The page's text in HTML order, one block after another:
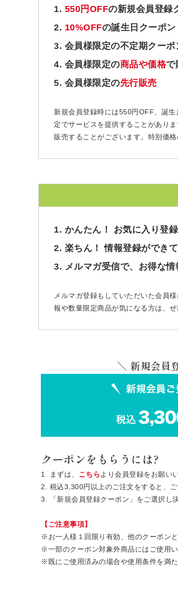
1. 550円OFFの新規会員登録
2. 10%OFFの誕生日クーポン
3. 会員様限定の不定期クーポ
4. 会員様限定の商品や価格で
5. 会員様限定の先行販売
新規会員登録時には550円OFF、誕
定でサービスを提供することがあり
販売することがございます。特別価
1. かんたん！ お気に入り登録
2. 楽ちん！ 情報登録ができ
3. メルマガ受信で、お得な情
メルマガ登録もしていただいた会員
報や数量限定商品が気になる方は、ぜ
＼ 新規会員
クーポンをもらうには?
1. まずは、 こちらより会員登録をお願い
2. 税込3,300円以上のご注文をすると、
3. 「新規会員登録クーポン」をご選択し
【ご注意事項】
※お一人様１回限り有効、他のクーポンと
※一部のクーポン対象外商品にはご使用い
※既にご使用済みの場合や使用条件を満